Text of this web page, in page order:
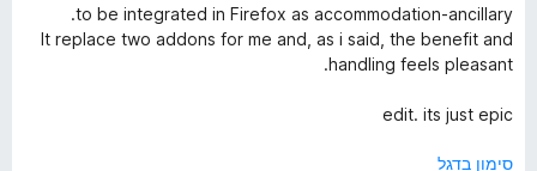
4
מ
ת
ך
ר
ו
ג
מ
ו
to be integrated in Firefox as accommodation-ancillary.
It replace two addons for me and, as i said, the benefit and
handling feels pleasant.
edit. its just epic
סימון בדגל